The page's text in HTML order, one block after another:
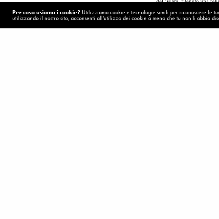
Per cosa usiamo i cookie? Utilizziamo cookie e tecnologie simili per riconoscere le
utilizzando il nostro sito, acconsenti all'utilizzo dei cookie a meno che tu non li abbia